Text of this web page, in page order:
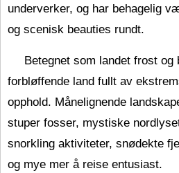
underverker, og har behagelig
og scenisk beauties rundt.
Betegnet som landet frost og
forbløffende land fullt av
opphold. Månelignende
stuper fosser, mystiske
snorkling aktiviteter, snødekte
og mye mer å reise entusiast.